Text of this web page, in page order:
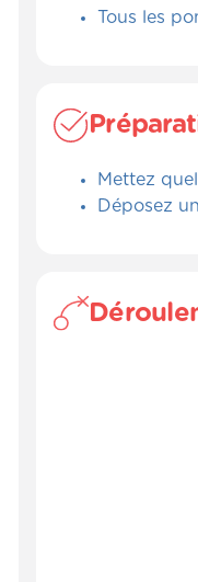
Tous les
Mettez
Déposez